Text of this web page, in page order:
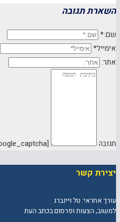
השארת תגובה
שם:*
אימייל*
אתר:
תגובה [bws_google_captcha]
יצירת קשר
עורך אחראי: טל ויינברג
למשוב, הצעות ופרסום בכתב העת